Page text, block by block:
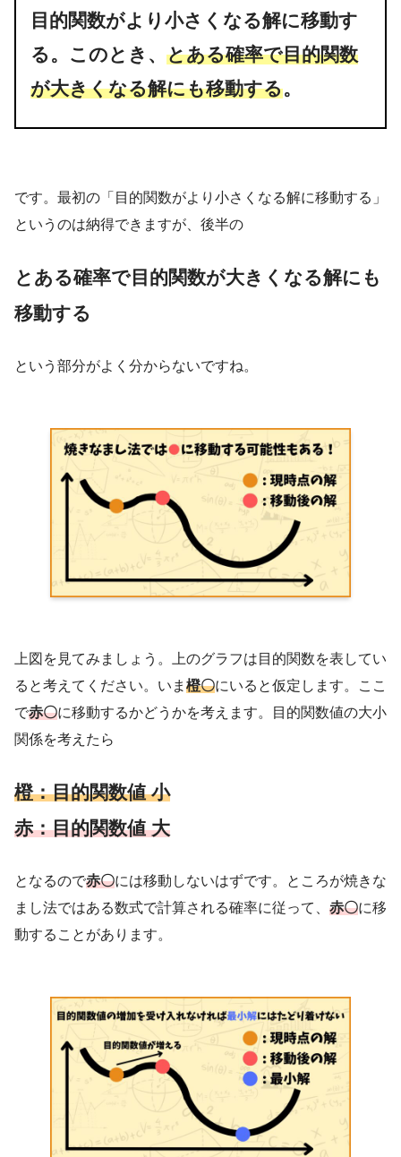
引用元 : 経営工学 – Wikipedia
経営、経済の課
題を理系的な観点から解決する学問です。
目的関数がより小さくなる解に移動す
る。このとき、 とある確率で目的関数
が大きくなる解にも移動する。
です。最初の「目的関数がより小さくなる解に移動する」
というのは納得できますが、後半の
とある確率で目的関数が大きくなる解にも
移動する
という部分がよく分からないですね。
上図を見てみましょう。上のグラフは目的関数を表してい
ると考えてください。いま 橙〇にいると仮定します。ここ
で赤〇に移動するかどうかを考えます。目的関数値の大小
関係を考えたら
橙：目的関数値 小
赤：目的関数値 大
となるので赤〇には移動しないはずです。ところが焼きな
まし法ではある数式で計算される確率に従って、 赤〇に移
動することがあります。